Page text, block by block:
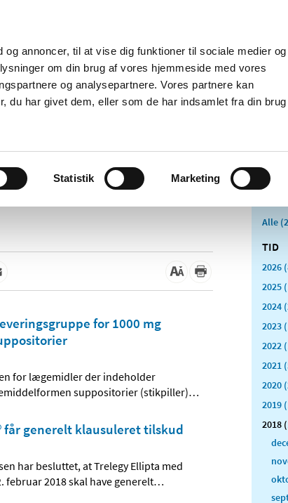
annoncer, til at vise dig funktioner til sociale medier og
om din brug af vores hjemmeside med vores
og analysepartnere. Vores partnere kan
du har givet dem, eller som de har indsamlet fra din brug
Statistik Marketing
Nyheder Om os Kontakt Udgivelser
Tilskud og
Apoteker og salg af
Medicinsk
for 1000 mg
for lægemidler der indeholder
suppositorier (stikpiller)…
får generelt klausuleret tilskud
har besluttet, at Trelegy Ellipta med
februar 2018 skal have generelt…
Alle
TID
2026
2025
2024
2023
2022
2021
2020
2019
2018